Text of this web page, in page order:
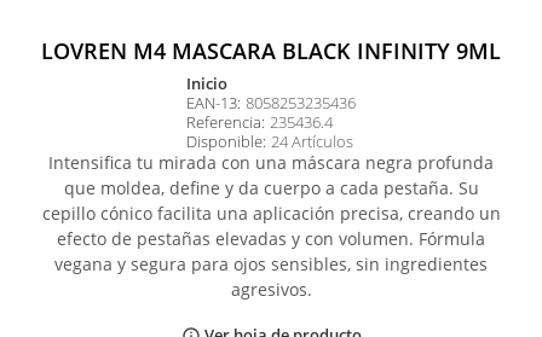
LOVREN M4 MASCARA BLACK INFINITY 9ML
inicio
EAN-13: 8058253235436
Referencia: 235436.4
Disponible: 24 Artículos
Intensifica tu mirada con una máscara negra profunda
que moldea, define y da cuerpo a cada pestaña. Su
cepillo cónico facilita una aplicación precisa, creando un
efecto de pestañas elevadas y con volumen. Fórmula
vegana y segura para ojos sensibles, sin ingredientes
agresivos.